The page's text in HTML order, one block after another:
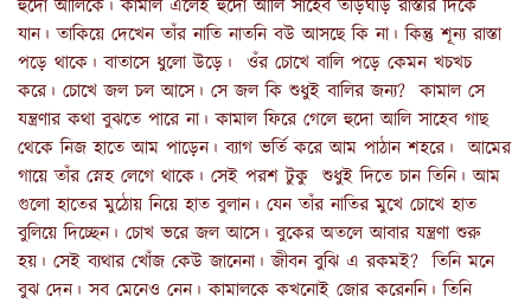
হুদো আলিকে। কামাল এলেই হুদো আলি সাহেব তড়িঘড়ি রাস্তার দিকে
যান। তাকিয়ে দেখেন তাঁর নাতি নাতনি বউ আসছে কি না। কিন্তু শূন্য রাস্তা
পড়ে থাকে। বাতাসে ধুলো উড়ে। ওঁর চোখে বালি পড়ে কেমন খচখচ
করে। চোখে জল চল আসে। সে জল কি শুধুই বালির জন্য? কামাল সে
যন্ত্রণার কথা বুঝতে পারে না। কামাল ফিরে গেলে হুদো আলি সাহেব গাছ
থেকে নিজ হাতে আম পাড়েন। ব্যাগ ভর্তি করে আম পাঠান শহরে। আমের
গায়ে তাঁর স্নেহ লেগে থাকে। সেই পরশ টুকু শুধুই দিতে চান তিনি। আম
গুলো হাতের মুঠোয় নিয়ে হাত বুলান। যেন তাঁর নাতির মুখে চোখে হাত
বুলিয়ে দিচ্ছেন। চোখ ভরে জল আসে। বুকের অতলে আবার যন্ত্রণা শুরু
হয়। সেই ব্যথার খোঁজ কেউ জানেনা। জীবন বুঝি এ রকমই? তিনি মনে
বুঝ দেন। সব মেনেও নেন। কামালকে কখনোই জোর করেননি। তিনি